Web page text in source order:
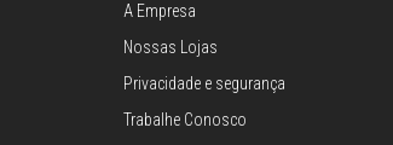
Complementos
Copos e taças
A Empresa
Nossas Lojas
Privacidade e segurança
Trabalhe Conosco